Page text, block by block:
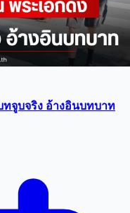
จูบจริง อ้างอินบทบาท